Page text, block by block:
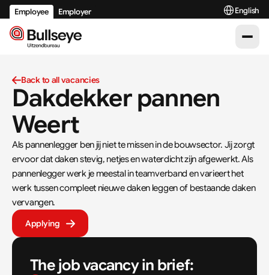
Back to all vacancies
Dakdekker pannen
Weert
Als pannenlegger ben jij niet te missen in de bouwsector. Jij zorgt
ervoor dat daken stevig, netjes en waterdicht zijn afgewerkt. Als
pannenlegger werk je meestal in teamverband en varieert het
werk tussen compleet nieuwe daken leggen of bestaande daken
vervangen.
Applying
The job vacancy in brief:
Employee Employer SelectEnglish